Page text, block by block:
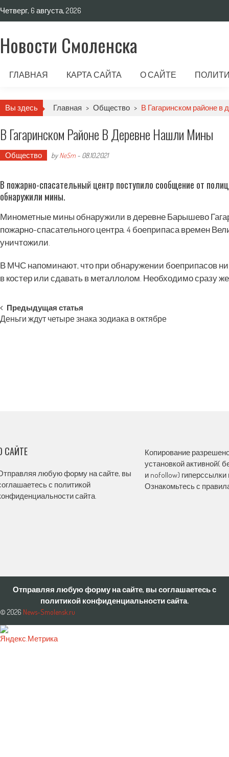
Четверг, 6 августа, 2026
Новости Смоленска
ГЛАВНАЯ КАРТА САЙТА О САЙТЕ
Вы здесь Главная > Общество > В Гагаринском районе
В Гагаринском Районе В Деревне Нашли Мины
Общество byNeSm - 08.10.2021
В пожарно-спасательный центр поступило сообщение от
обнаружили мины.
Минометные мины обнаружили в деревне Барышево
пожарно-спасательного центра. 4 боеприпаса времен
уничтожили.
В МЧС напоминают, что при обнаружении боеприпасов ни
в костер или сдавать в металлолом. Необходимо сразу
Post
Предыдущая статья
Деньги ждут четыре знака зодиака в октябре
САЙТЕ
любую форму на сайте, вы
с политикой
сайта.
Копирование
установкой активной(
и nofollow) гиперссылки
Ознакомьтесь с
Отправляя любую форму на сайте, вы соглашаетесь с
политикой конфиденциальности сайта.
© 2026 News-Smolensk.ru